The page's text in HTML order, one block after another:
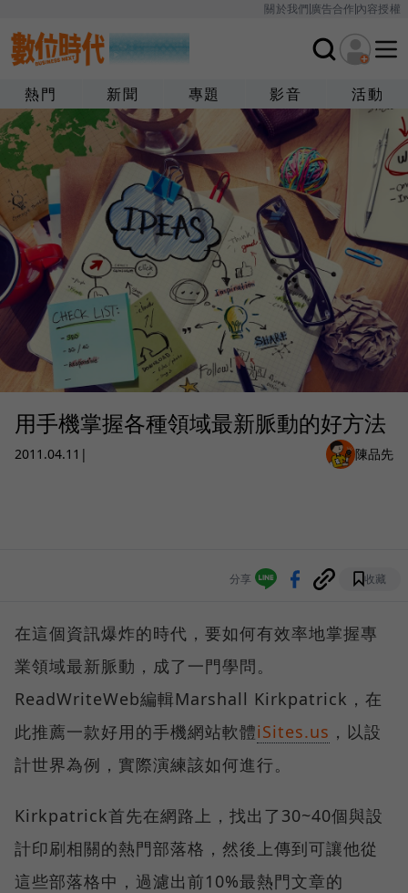
關於我們廣告合作內容授權
熱門 新聞 專題 影音 活動
用手機掌握各種領域最新脈動的好方法
2011.04.11 | 陳品先
分享 收藏
在這個資訊爆炸的時代，要如何有效率地掌握專
業領域最新脈動，成了一門學問。
ReadWriteWeb編輯Marshall Kirkpatrick，在
此推薦一款好用的手機網站軟體iSites.us ，以設
計世界為例，實際演練該如何進行。
Kirkpatrick首先在網路上，找出了30~40個與設
計印刷相關的熱門部落格，然後上傳到可讓他從
這些部落格中，過濾出前10%最熱門文章的